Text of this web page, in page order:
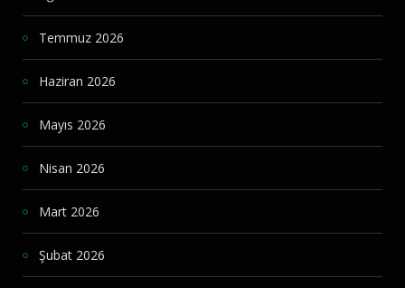
Temmuz 2026
Haziran 2026
Mayıs 2026
Nisan 2026
Mart 2026
Şubat 2026